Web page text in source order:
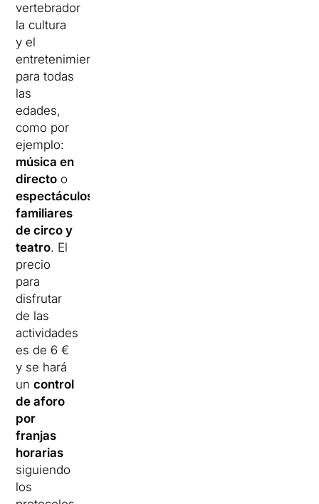
vertebrador
la cultura
y el
entretenimiento
para todas
las
edades,
como por
ejemplo:
música en
directo o
espectáculos
familiares
de circo y
teatro. El
precio
para
disfrutar
de las
actividades
es de 6 €
y se hará
uncontrol
de aforo
por
franjas
horarias
siguiendo
los